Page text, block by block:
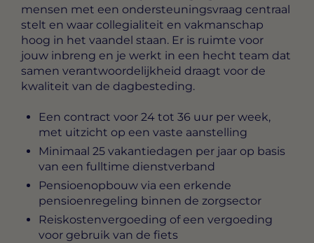
mensen met een ondersteuningsvraag centraal
stelt en waar collegialiteit en vakmanschap
hoog in het vaandel staan. Er is ruimte voor
jouw inbreng en je werkt in een hecht team dat
samen verantwoordelijkheid draagt voor de
kwaliteit van de dagbesteding.
Een contract voor 24 tot 36 uur per week,
met uitzicht op een vaste aanstelling
Minimaal 25 vakantiedagen per jaar op basis
van een fulltime dienstverband
Pensioenopbouw via een erkende
pensioenregeling binnen de zorgsector
Reiskostenvergoeding of een vergoeding
voor gebruik van de fiets